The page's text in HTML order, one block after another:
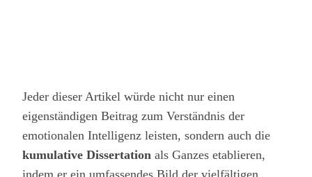
Jeder dieser Artikel würde nicht nur einen
eigenständigen Beitrag zum Verständnis der
emotionalen Intelligenz leisten, sondern auch die
kumulative Dissertation als Ganzes etablieren,
indem er ein umfassendes Bild der vielfältigen